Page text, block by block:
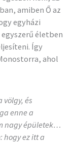
amiben Ő az
egyházi
életben
Így
ahol
völgy, és
enne a
nagy épületek…
hogy ez itt a